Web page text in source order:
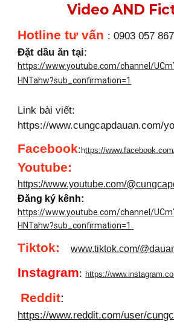
Video AND
Hotline tư vấn : 0903 057
Đặt dầu ăn tại:
https://www.youtube.com/channel/
HNTahw?sub_confirmation=1
Link bài viết:
https://www.cungcapdauan.com/
Facebook: https://
Youtube:
https://www.youtube.com/
Đăng ký kênh:
https://www.youtube.com/channel/
HNTahw?sub_confirmation=1
Tiktok:www.tiktok.com/
Instagram: https://
Reddit:
https://www.reddit.com/user/